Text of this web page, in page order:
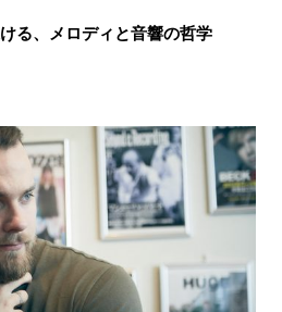
る、メロディと音響の哲学